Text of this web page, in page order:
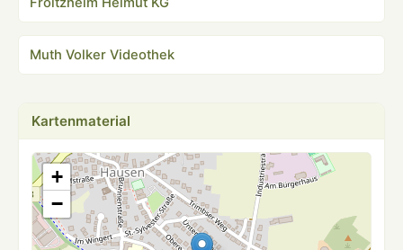
Muth Volker Videothek
Kartenmaterial
+
−